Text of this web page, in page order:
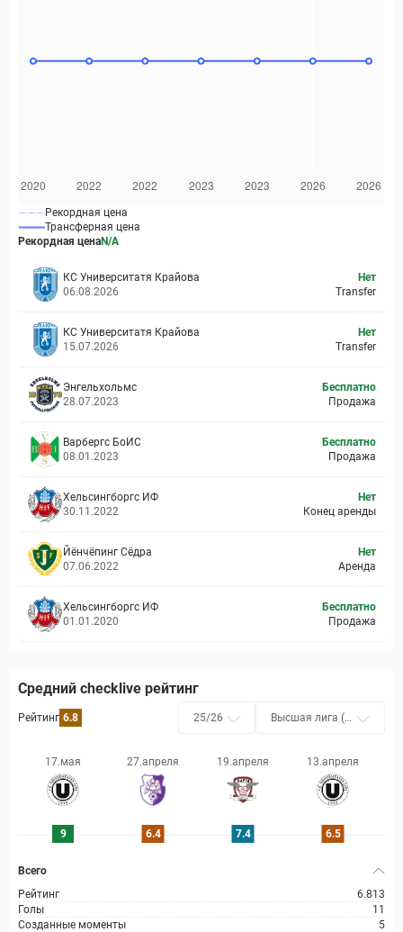
Рекордная цена
Трансферная цена
Рекордная ценаN/A
КС Университатя Крайова
06.08.2026
Нет
Transfer
КС Университатя Крайова
15.07.2026
Нет
Transfer
Энгельхольмс
28.07.2023
Бесплатно
Продажа
Варбергс БоИС
08.01.2023
Бесплатно
Продажа
Хельсингборгс ИФ
30.11.2022
Нет
Конец аренды
Йёнчёпинг Сёдра
07.06.2022
Нет
Аренда
Хельсингборгс ИФ
01.01.2020
Бесплатно
Продажа
Средний checklive рейтинг
Рейтинг 6.8 25/26
Высшая лига (Л
17.мая 27.апреля 19.апреля 13.апреля
9 6.4 7.4 6.5
Всего
Рейтинг
6.813
Голы
11
Созданные моменты
5